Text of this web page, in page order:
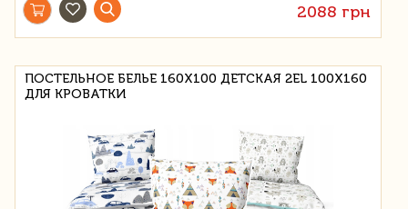
2088 грн
ПОСТЕЛЬНОЕ БЕЛЬЕ 160X100 ДЕТСКАЯ 2EL 100X160
ДЛЯ КРОВАТКИ